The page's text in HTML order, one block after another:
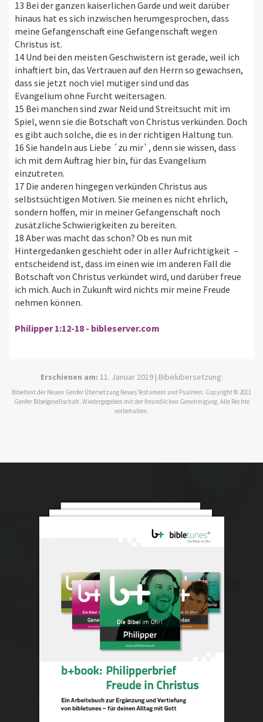
13 Bei der ganzen kaiserlichen Garde und weit darüber
hinaus hat es sich inzwischen herumgesprochen, dass
meine Gefangenschaft eine Gefangenschaft wegen
Christus ist.
14 Und bei den meisten Geschwistern ist gerade, weil ich
inhaftiert bin, das Vertrauen auf den Herrn so gewachsen,
dass sie jetzt noch viel mutiger sind und das
Evangelium ohne Furcht weitersagen.
15 Bei manchen sind zwar Neid und Streitsucht mit im
Spiel, wenn sie die Botschaft von Christus verkünden. Doch
es gibt auch solche, die es in der richtigen Haltung tun.
16 Sie handeln aus Liebe ´zu mir`, denn sie wissen, dass
ich mit dem Auftrag hier bin, für das Evangelium
einzutreten.
17 Die anderen hingegen verkünden Christus aus
selbstsüchtigen Motiven. Sie meinen es nicht ehrlich,
sondern hoffen, mir in meiner Gefangenschaft noch
zusätzliche Schwierigkeiten zu bereiten.
18 Aber was macht das schon? Ob es nun mit
Hintergedanken geschieht oder in aller Aufrichtigkeit –
entscheidend ist, dass im einen wie im anderen Fall die
Botschaft von Christus verkündet wird, und darüber freue
ich mich. Auch in Zukunft wird nichts mir meine Freude
nehmen können.
Philipper 1:12-18 - bibleserver.com
Erschienen am: 11. Januar 2019 | Bibelübersetzung:
Bibeltext der Neuen Genfer Übersetzung Neues Testament und Psalmen. Copyright © 2011
Genfer Bibelgesellschaft. Wiedergegeben mit der freundlichen Genehmigung. Alle Rechte
vorbehalten.